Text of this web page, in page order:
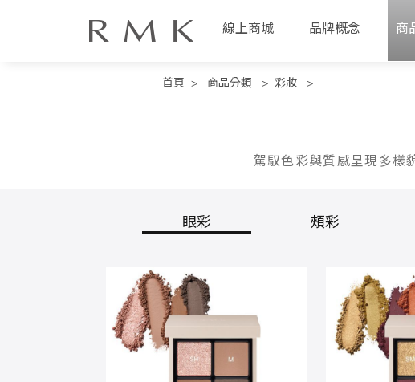
線上商城 品牌概念 商
首頁 > 商品分類 > 彩妝 >
駕馭色彩與質感呈現多樣
眼彩 頰彩